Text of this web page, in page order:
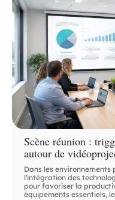
Scène réunion :
autour de
Dans les environnements
l'intégration des
pour favoriser la
équipements essentiels,